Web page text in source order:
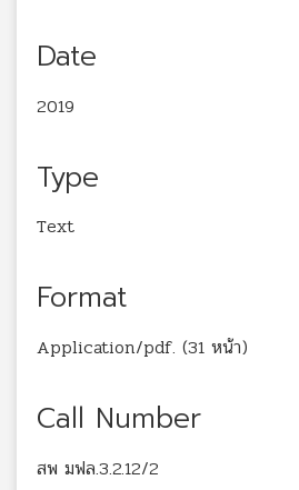
Date
2019
Type
Text
Format
Application/pdf. (31 หน้า)
Call Number
สพ มฟล.3.2.12/2